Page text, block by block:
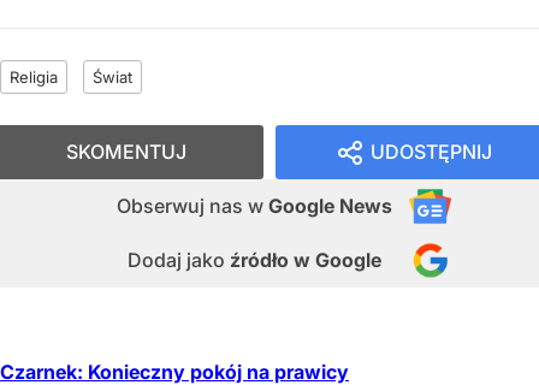
Religia Świat
UDOSTĘPNIJ
Obserwuj nas w Google News
Dodaj jako źródło w Google
SKOMENTUJ
Czarnek: Konieczny pokój na prawicy